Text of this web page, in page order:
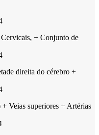
+ Conjunto de
direita do cérebro +
Veias superiores + Artérias